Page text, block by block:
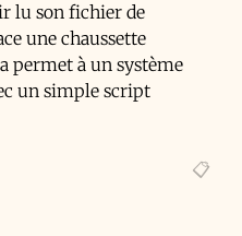
lu son fichier de
une chaussette
permet à un système
un simple script